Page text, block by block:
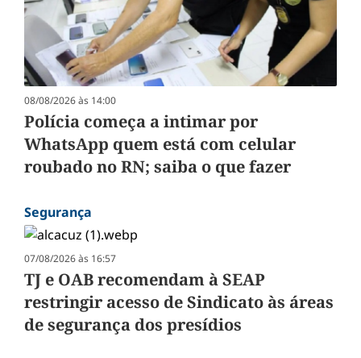
08/08/2026 às 14:00
Polícia começa a intimar por
WhatsApp quem está com celular
roubado no RN; saiba o que fazer
Segurança
07/08/2026 às 16:57
TJ e OAB recomendam à SEAP
restringir acesso de Sindicato às áreas
de segurança dos presídios